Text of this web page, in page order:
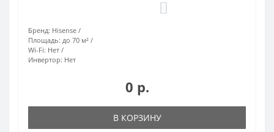
Бренд: Hisense
Площадь: до 70 м²
Wi-Fi: Нет
Инвертор: Нет
0 р.
В КОРЗИНУ